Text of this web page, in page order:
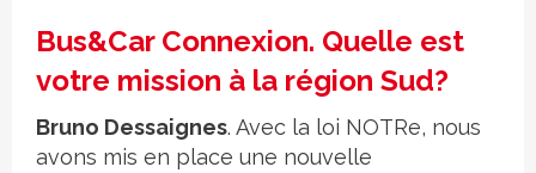
Bus&Car Connexion. Quelle est
votre mission à la région Sud?
Bruno Dessaignes. Avec la loi NOTRe, nous
avons mis en place une nouvelle